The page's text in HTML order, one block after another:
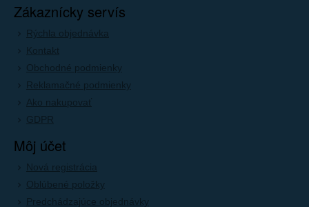
Zákaznícky servís
Rýchla objednávka
Kontakt
Obchodné podmienky
Reklamačné podmienky
Ako nakupovať
GDPR
Môj účet
Nová registrácia
Oblúbené položky
Predchádzajúce objednávky